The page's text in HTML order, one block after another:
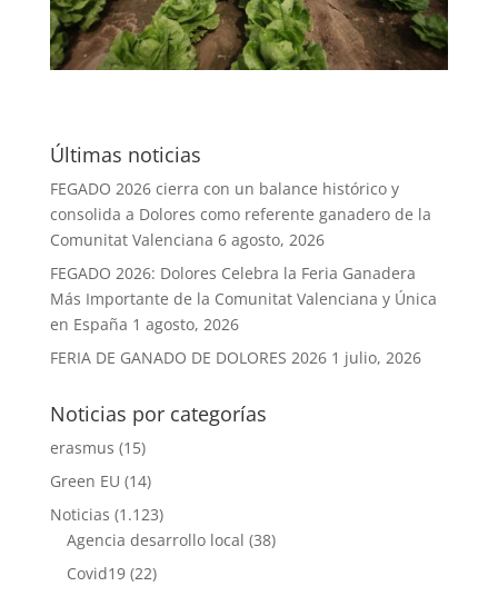
Últimas noticias
FEGADO 2026 cierra con un balance histórico y
consolida a Dolores como referente ganadero de la
Comunitat Valenciana 6 agosto, 2026
FEGADO 2026: Dolores Celebra la Feria Ganadera
Más Importante de la Comunitat Valenciana y Única
en España 1 agosto, 2026
FERIA DE GANADO DE DOLORES 2026 1 julio, 2026
Noticias por categorías
erasmus (15)
Green EU (14)
Noticias (1.123)
Agencia desarrollo local (38)
Covid19(22)